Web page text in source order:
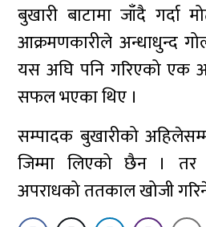
बुखारी बाटामा जाँदै गर्दा
आक्रमणकारीले अन्धाधुन्द
यस अघि पनि गरिएको एक
सफल भएका थिए ।
सम्पादक बुखारीको
जिम्मा लिएको छैन ।
अपराधको ततकाल खोजी